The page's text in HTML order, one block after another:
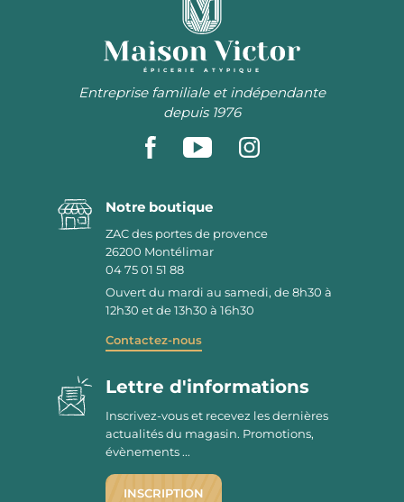
ÉPICERIE ATYPIQUE
Entreprise familiale et indépendante
depuis 1976
Notre boutique
ZAC des portes de provence
26200 Montélimar
04 75 01 51 88
Ouvert du mardi au samedi, de 8h30 à
12h30 et de 13h30 à 16h30
Contactez-nous
Lettre d'informations
Inscrivez-vous et recevez les dernières
actualités du magasin. Promotions,
évènements ...
INSCRIPTION